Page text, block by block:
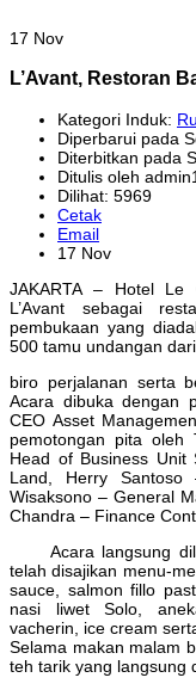
17 Nov
L’Avant, Restoran
Kategori Induk:
Diperbarui pada
Diterbitkan pada
Ditulis oleh admin1
Dilihat: 5969
Cetak
Email
17 Nov
JAKARTA – Hotel Le
L’Avant sebagai
pembukaan yang
500 tamu undangan
biro perjalanan serta
Acara dibuka dengan
CEO Asset
pemotongan pita oleh
Head of Business Unit
Land, Herry
Wisaksono – General
Chandra – Finance
Acara langsung
telah disajikan menu-
sauce, salmon fillo
nasi liwet Solo,
vacherin, ice cream
Selama makan malam
teh tarik yang langsung